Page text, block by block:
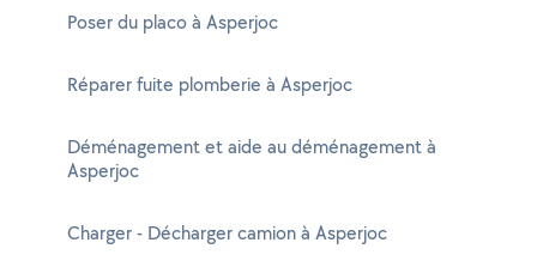
Poser du placo à Asperjoc
Réparer fuite plomberie à Asperjoc
Déménagement et aide au déménagement à
Asperjoc
Charger - Décharger camion à Asperjoc